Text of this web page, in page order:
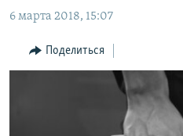
главной
навигации
Вернутся
ТАДЖИКИСТАН
ҚАЗАҚША
КЫРГЫЗЧА
Все сайты РСЕ/РС
6 марта 2018, 15:07
Поделиться